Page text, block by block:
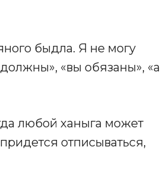
быдла. Я не могу
«вы обязаны», «а
любой ханыга может
отписываться,